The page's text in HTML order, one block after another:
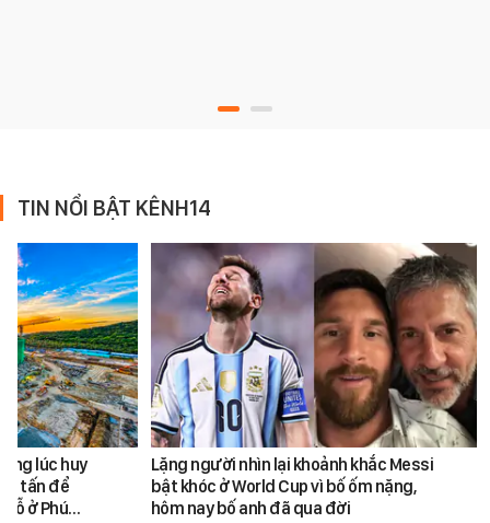
TIN NỔI BẬT KÊNH14
lúc huy
tấn để
ở Phú…
Lặng người nhìn lại khoảnh khắc Messi
bật khóc ở World Cup vì bố ốm nặng,
hôm nay bố anh đã qua đời